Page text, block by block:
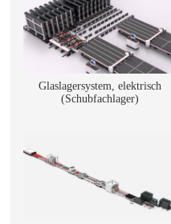
Glaslagersystem, elektrisch
(Schubfachlager)